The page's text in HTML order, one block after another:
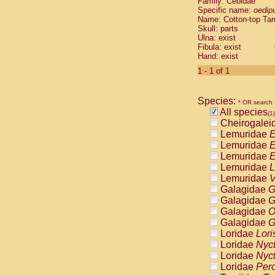
Cebidae
Cebidae
Cebidae
Cebidae
Cebidae
Cebidae
Cebidae
Cebidae
Cebidae
Cebidae
Cebidae
Cebidae
Atelidae
Atelidae
Atelidae
Atelidae
Atelidae
Atelidae
Atelidae
Atelidae
Atelidae
Atelidae
Pitheciidae
Specific name:
Name: Cotton-top
Skull: parts
Ulna: exist
Fibula: exist
Hand: exist
1 - 1 of 1
Species: * OR search
All species(1)
Lemuridae
Lemuridae
Lemuridae
Lemuridae
Lemuridae
Galagidae
Galagidae
Galagidae
Galagidae
Loridae
Loridae
Loridae
Loridae